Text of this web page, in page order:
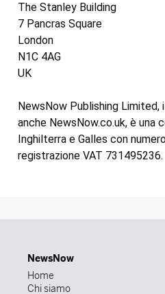
The Stanley Building
7 Pancras Square
London
N1C 4AG
UK
NewsNow Publishing Limited,
anche NewsNow.co.uk, è una
Inghilterra e Galles con
registrazione VAT 731495236.
NewsNow
Home
Chi siamo